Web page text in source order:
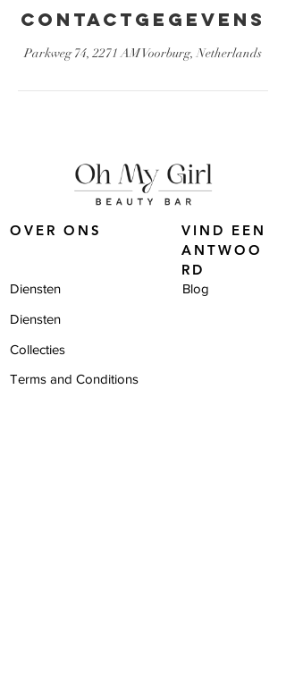
Contactgegevens
Parkweg 74, 2271 AM Voorburg, Netherlands
OVER ONS
Diensten
VIND EEN
ANTWOO
RD
Blog
Diensten
Collecties
Terms and Conditions